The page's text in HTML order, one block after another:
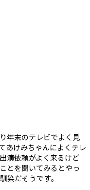
年末のテレビでよく見
あけみちゃんによくテレ
演依頼がよく来るけど
とを聞いてみるとやっ
染だそうです。